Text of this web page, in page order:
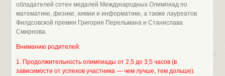
обладателей сотен медалей Международных Олимпиад по
математике, физике, химии и информатике, а также лауреатов
Филдсовской премии Григория Перельмана и Станислава
Смирнова.
Вниманию родителей:
1. Продолжительность олимпиады от 2,5 до 3,5 часов (в
зависимости от успехов участника — чем лучше, тем дольше).